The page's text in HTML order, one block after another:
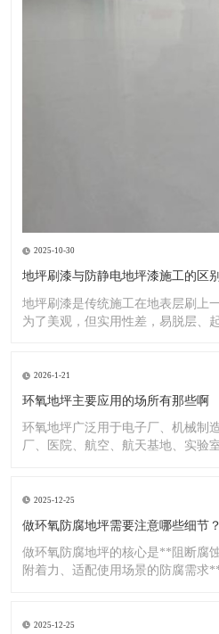
2025-10-30
地坪刷漆与防静电地坪漆施工的区别
地坪刷漆是传统施工在地表层刷上
为了美观，但实用性差，易脱层、
2026-1-21
环氧地坪主要应用的场所有那些啊
环氧地坪广泛用于电子厂、机械制
厂、医院、航空、航天基地、实验
2025-12-25
做环氧防腐地坪需要注意哪些细节？
做环氧防腐地坪的核心是**阻断腐
附着力、适配使用场景的防腐需求
2025-12-25